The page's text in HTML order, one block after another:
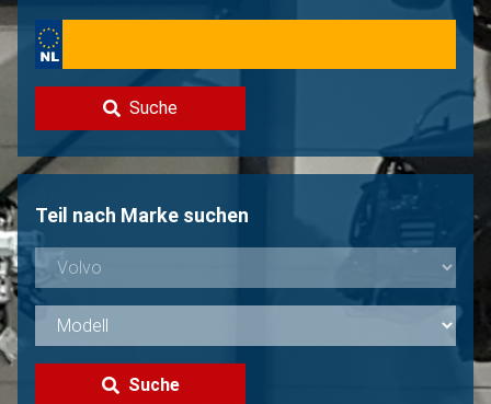
Über uns
Volvo Verkaufen?
Nicht gefunden?
Suche
Teil nach Marke suchen
Suche